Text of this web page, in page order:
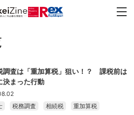
調査は「重加算税」狙い！？ 課税前は
決まった行動
税務調査 相続税
重加算税